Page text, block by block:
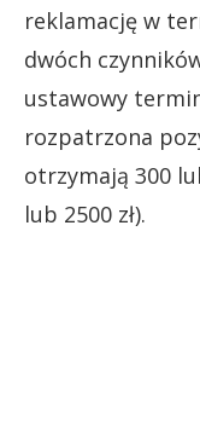
reklamację w
dwóch
ustawowy
rozpatrzona
otrzymają 300
lub 2500 zł).